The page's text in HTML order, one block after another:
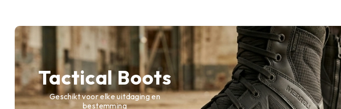
Tactical Boots
Geschikt voor elke uitdaging en
bestemming